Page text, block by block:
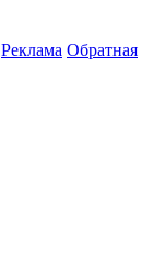
Реклама Обратная